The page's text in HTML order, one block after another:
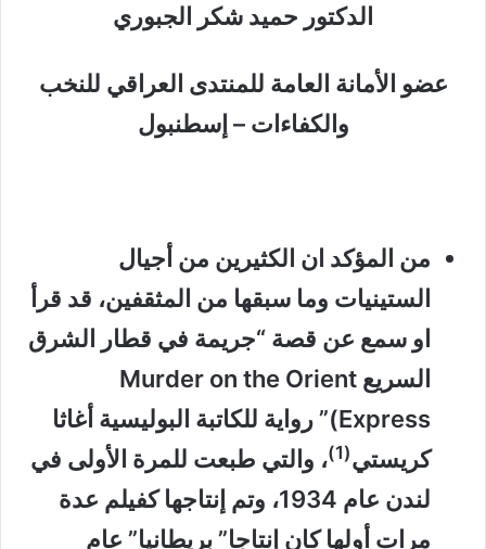
الدكتور حميد شكر الجبوري
عضو الأمانة العامة للمنتدى العراقي للنخب
والكفاءات – إسطنبول
من المؤكد ان الكثيرين من أجيال
الستينيات وما سبقها من المثقفين، قد قرأ
او سمع عن قصة “جريمة في قطار الشرق
السريع Murder on the Orient
Express)” رواية للكاتبة البوليسية أغاثا
كريستي(1)
، والتي طبعت للمرة الأولى في
لندن عام 1934، وتم إنتاجها كفيلم عدة
مرات أولها كان إنتاجا” بريطانيا” عام